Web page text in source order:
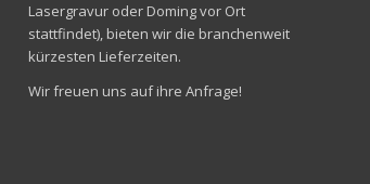
Lasergravur oder Doming vor Ort
stattfindet), bieten wir die branchenweit
kürzesten Lieferzeiten.
Wir freuen uns auf ihre Anfrage!